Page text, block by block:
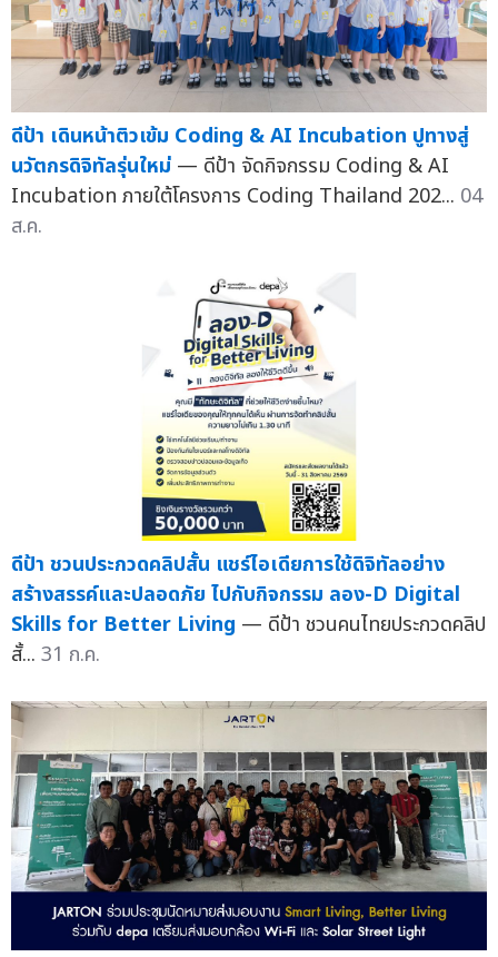
ดีป้า เดินหน้าติวเข้ม Coding & AI Incubation ปูทางสู่
นวัตกรดิจิทัลรุ่นใหม่ — ดีป้า จัดกิจกรรม Coding & AI
Incubation ภายใต้โครงการ Coding Thailand 202... 04
ส.ค.
ดีป้า ชวนประกวดคลิปสั้น แชร์ไอเดียการใช้ดิจิทัลอย่าง
สร้างสรรค์และปลอดภัย ไปกับกิจกรรม ลอง-D Digital
Skills for Better Living — ดีป้า ชวนคนไทยประกวดคลิป
สั้... 31 ก.ค.